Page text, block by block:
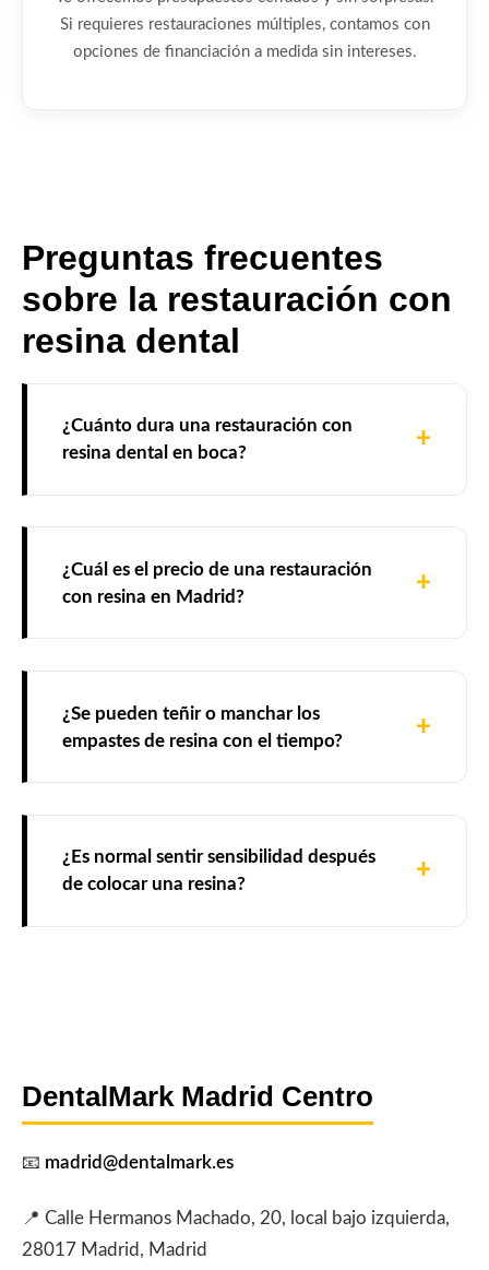
Si requieres restauraciones múltiples, contamos con
opciones de financiación a medida sin intereses.
Preguntas frecuentes
sobre la restauración con
resina dental
¿Cuánto dura una restauración con
resina dental en boca?
¿Cuál es el precio de una restauración
con resina en Madrid?
¿Se pueden teñir o manchar los
empastes de resina con el tiempo?
¿Es normal sentir sensibilidad después
de colocar una resina?
DentalMark Madrid Centro
📧 madrid@dentalmark.es
📍 Calle Hermanos Machado, 20, local bajo izquierda,
28017 Madrid, Madrid